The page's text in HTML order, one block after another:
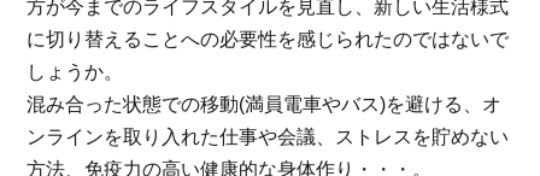
方が今までのライフスタイルを見直し、新しい生活様式
に切り替えることへの必要性を感じられたのではないで
しょうか。
混み合った状態での移動(満員電車やバス)を避ける、オ
ンラインを取り入れた仕事や会議、ストレスを貯めない
方法、免疫力の高い健康的な身体作り・・・。